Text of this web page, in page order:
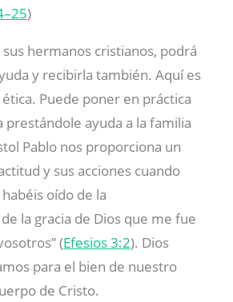
)
hermanos cristianos, podrá
y recibirla también. Aquí es
Puede poner en práctica
prestándole ayuda a la familia
Pablo nos proporciona un
y sus acciones cuando
oído de la
la gracia de Dios que me fue
(Efesios 3:2). Dios
para el bien de nuestro
de Cristo.